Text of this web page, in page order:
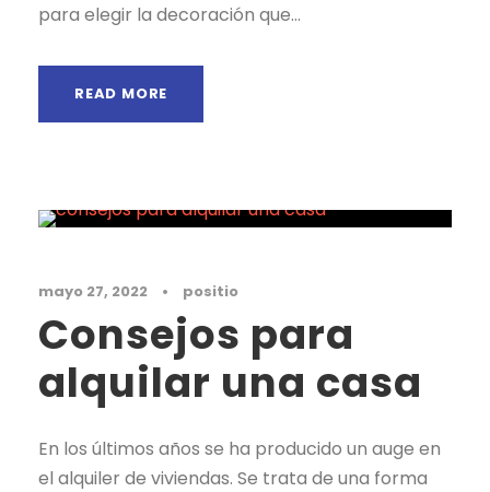
para elegir la decoración que...
READ MORE
mayo 27, 2022 • positio
Consejos para
alquilar una casa
En los últimos años se ha producido un auge en
el alquiler de viviendas. Se trata de una forma